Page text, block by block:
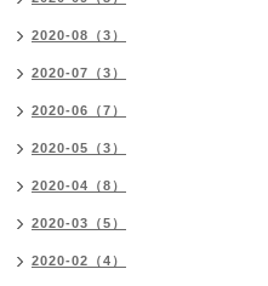
2020-08（3）
2020-07（3）
2020-06（7）
2020-05（3）
2020-04（8）
2020-03（5）
2020-02（4）